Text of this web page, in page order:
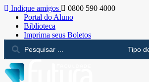
Indique amigos
0800 590 4000
Portal do Aluno
Biblioteca
Imprima seus Boletos